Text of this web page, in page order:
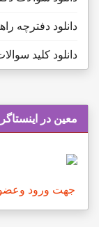
دانلود دفترچه
دانلود کلید
معین در
جهت ورود